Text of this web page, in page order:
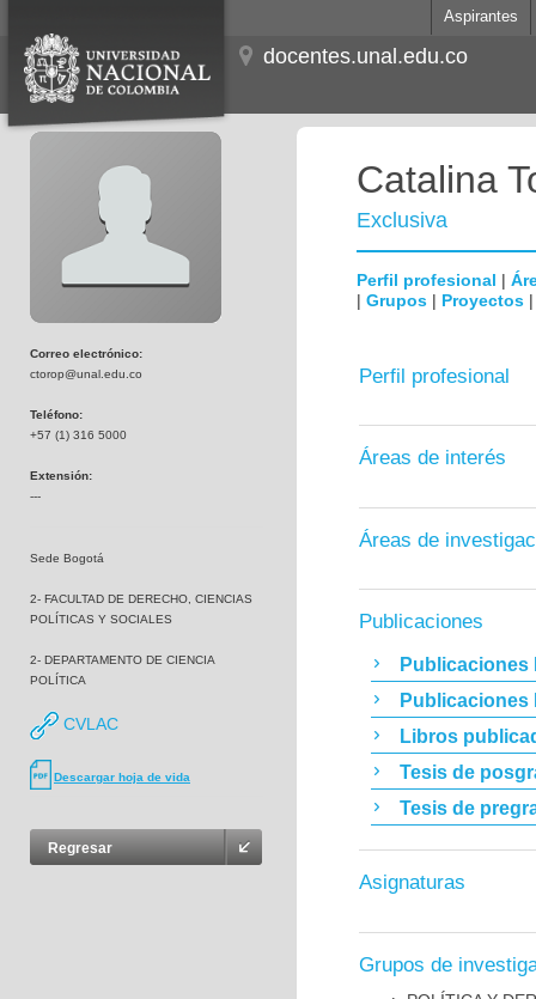
Aspirantes
docentes.unal.edu.co
Correo electrónico:
ctorop@unal.edu.co
Teléfono:
+57 (1) 316 5000
Extensión:
---
Sede Bogotá
2- FACULTAD DE DERECHO, CIENCIAS
POLÍTICAS Y SOCIALES
2- DEPARTAMENTO DE CIENCIA
POLÍTICA
CVLAC
Descargar hoja de vida
Regresar
Catalina
Exclusiva
Perfil profesional |
| Grupos | Proyectos
Perfil profesional
Áreas de interés
Áreas de
Publicaciones
Publicaciones
Publicaciones
Libros
Tesis de
Tesis de
Asignaturas
Grupos de